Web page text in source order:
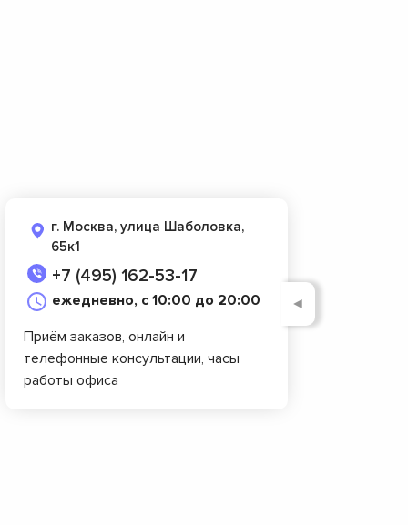
г. Москва, улица Шаболовка,
65к1
+7 (495) 162-53-17
ежедневно, с 10:00 до 20:00
Приём заказов, онлайн и
телефонные консультации, часы
работы офиса
◄